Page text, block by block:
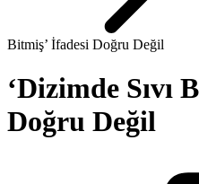
Bitmiş’ İfadesi Doğru Değil
‘Dizimde Sıvı
Doğru Değil